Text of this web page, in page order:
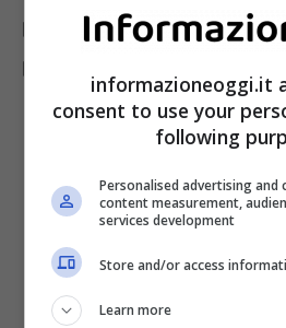
pratica, se è di modico
pensare troppo sul
informazioneoggi.it
consent to use your
following
Personalised advertising
content measurement,
services development
Store and/or access
Learn more